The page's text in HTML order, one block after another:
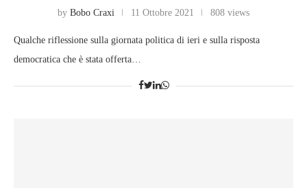
by Bobo Craxi 11 Ottobre 2021 808 views
Qualche riflessione sulla giornata politica di ieri e sulla risposta
democratica che è stata offerta…